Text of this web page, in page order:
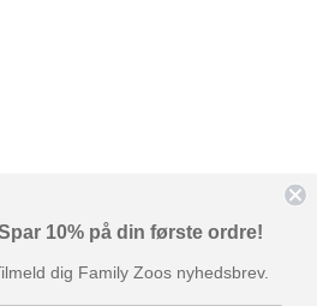
blondekrave i kanten. Perfekt til
10% på din første ordre!
dig Family Zoos nyhedsbrev.